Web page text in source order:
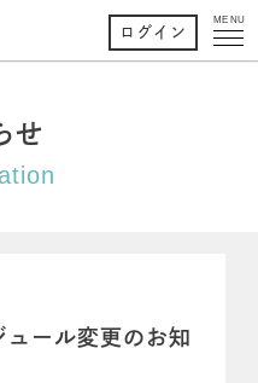
MENU
ログイン
せ
ュール変更のお知